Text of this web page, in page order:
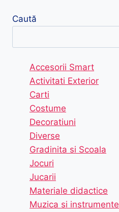
Caută
Accesorii Smart
Activitati Exterior
Carti
Costume
Decoratiuni
Diverse
Gradinita si Scoala
Jocuri
Jucarii
Materiale didactice
Muzica si instrumente